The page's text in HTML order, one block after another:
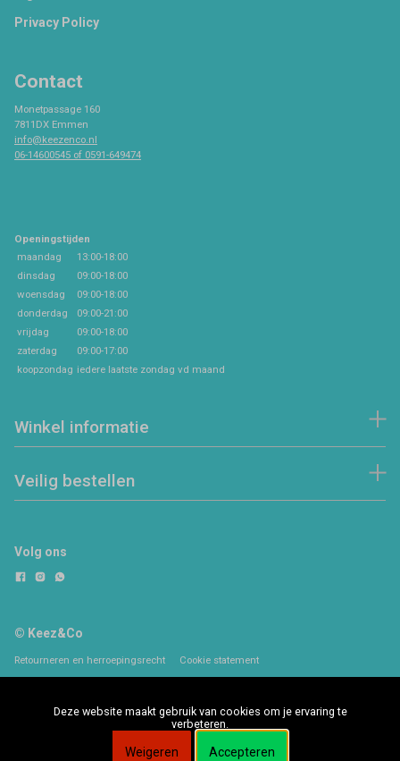
Privacy Policy
Contact
Monetpassage 160
7811DX Emmen
info@keezenco.nl
06-14600545 of 0591-649474
Openingstijden
maandag
13:00-18:00
dinsdag
09:00-18:00
woensdag
09:00-18:00
donderdag
09:00-21:00
vrijdag
09:00-18:00
zaterdag
09:00-17:00
koopzondag iedere laatste zondag vd maand
Winkel informatie
Veilig bestellen
Volg ons
© Keez&Co
Retourneren en herroepingsrecht Cookie statement
Deze website maakt gebruik van cookies om je ervaring te
verbeteren.
Weigeren Accepteren